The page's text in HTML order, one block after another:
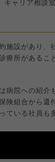
キャリア相談
施設があり、
療所があるこ
病院への紹介
険組合から還
ている社員も